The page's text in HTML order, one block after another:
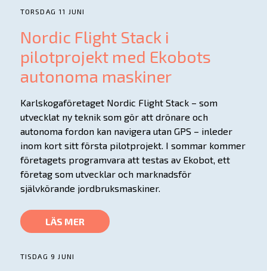
TORSDAG 11 JUNI
Nordic Flight Stack i
pilotprojekt med Ekobots
autonoma maskiner
Karlskogaföretaget Nordic Flight Stack – som
utvecklat ny teknik som gör att drönare och
autonoma fordon kan navigera utan GPS – inleder
inom kort sitt första pilotprojekt. I sommar kommer
företagets programvara att testas av Ekobot, ett
företag som utvecklar och marknadsför
självkörande jordbruksmaskiner.
LÄS MER
TISDAG 9 JUNI